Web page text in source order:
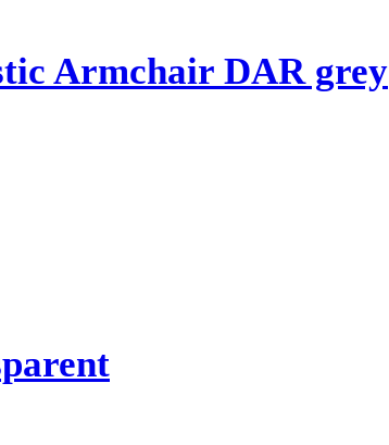
Armchair DAR grey